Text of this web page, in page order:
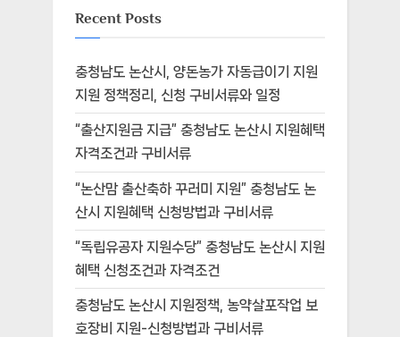
Recent Posts
충청남도 논산시, 양돈농가 자동급이기 지원
지원 정책정리, 신청 구비서류와 일정
“출산지원금 지급” 충청남도 논산시 지원혜택
자격조건과 구비서류
“논산맘 출산축하 꾸러미 지원” 충청남도 논
산시 지원혜택 신청방법과 구비서류
“독립유공자 지원수당” 충청남도 논산시 지원
혜택 신청조건과 자격조건
충청남도 논산시 지원정책, 농약살포작업 보
호장비 지원-신청방법과 구비서류